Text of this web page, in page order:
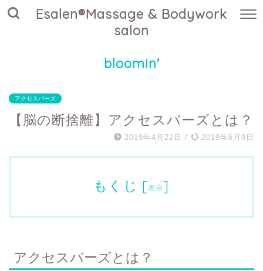
Esalen®Massage & Bodywork
salon
bloomin'
アクセスバーズ
【脳の断捨離】アクセスバーズとは？
2019年4月22日 / 2019年6月9日
もくじ [表示]
アクセスバーズとは？